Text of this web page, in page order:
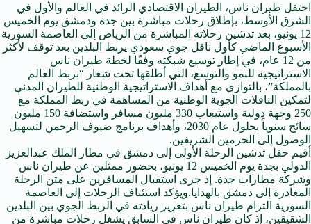
احتفل طيران ناس، الطيران الاقتصادي الرائد في العالم والأول في
الشرق الأوسط، بإطلاق رحلات مباشرة بين جدة ودمشق يوم الخميس
12 يونيو، بعد تدشين رحلاته المباشرة من الرياض إلى العاصمة السورية
الأسبوع الماضي كأول ناقل جوي سعودي يربط البلدين بعد توقف لأكثر
من 12 عام، في إطار توسيع شبكته وفقًا لخطة طيران ناس
الاستراتيجية للنمو والتوسع، التي أطلقها تحت شعار “نربط العالم
بالمملكة”، بالتوازي مع أهداف الاستراتيجية الوطنية للطيران المدني
لتمكين الناقلات الجوية الوطنية من المساهمة في ربط المملكة مع
250 وجهة دولية واستيعاب 330 مليون مسافر واستضافة 150 مليون
سائح سنوياً بحلول عام 2030، وأهداف برنامج ضيوف الرحمن لتسهيل
الوصول إلى الحرمين الشريفين.
أقيم حفل تدشين الرحلة الأولى إلى دمشق في مطار الملك عبدالعزيز
الدولي بجدة يوم الخميس 12 يونيو، بحضور ممثلين عن طيران ناس
وشركة مطارات جدة. إذ جرى استقبال المسافرين على متن الرحلة
المغادرة إلى دمشق بالهدايا.ويؤكد استئناف الرحلات إلى العاصمة
السورية التزام طيران ناس بتعزيز ريادته في الربط الجوي بين البلدين
الشقيقين، إذ كان طيران ناس في السابق يشغل رحلات مباشرة من